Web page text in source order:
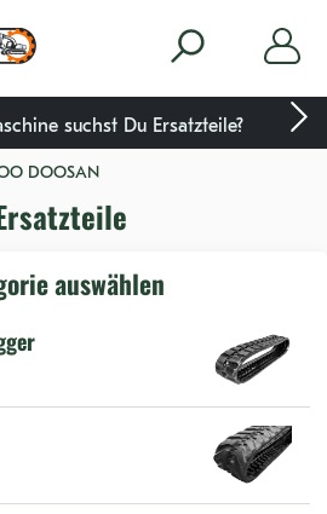
suchst Du Ersatzteile?
DOOSAN
auswählen